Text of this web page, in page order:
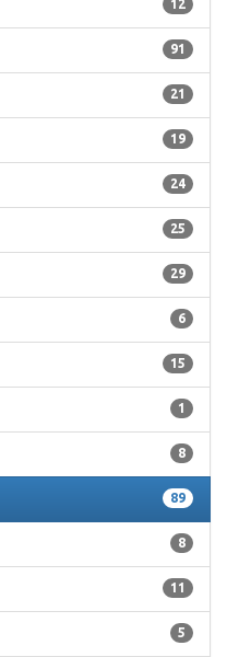
12
91
21
19
24
25
29
6
15
1
8
89
8
11
5